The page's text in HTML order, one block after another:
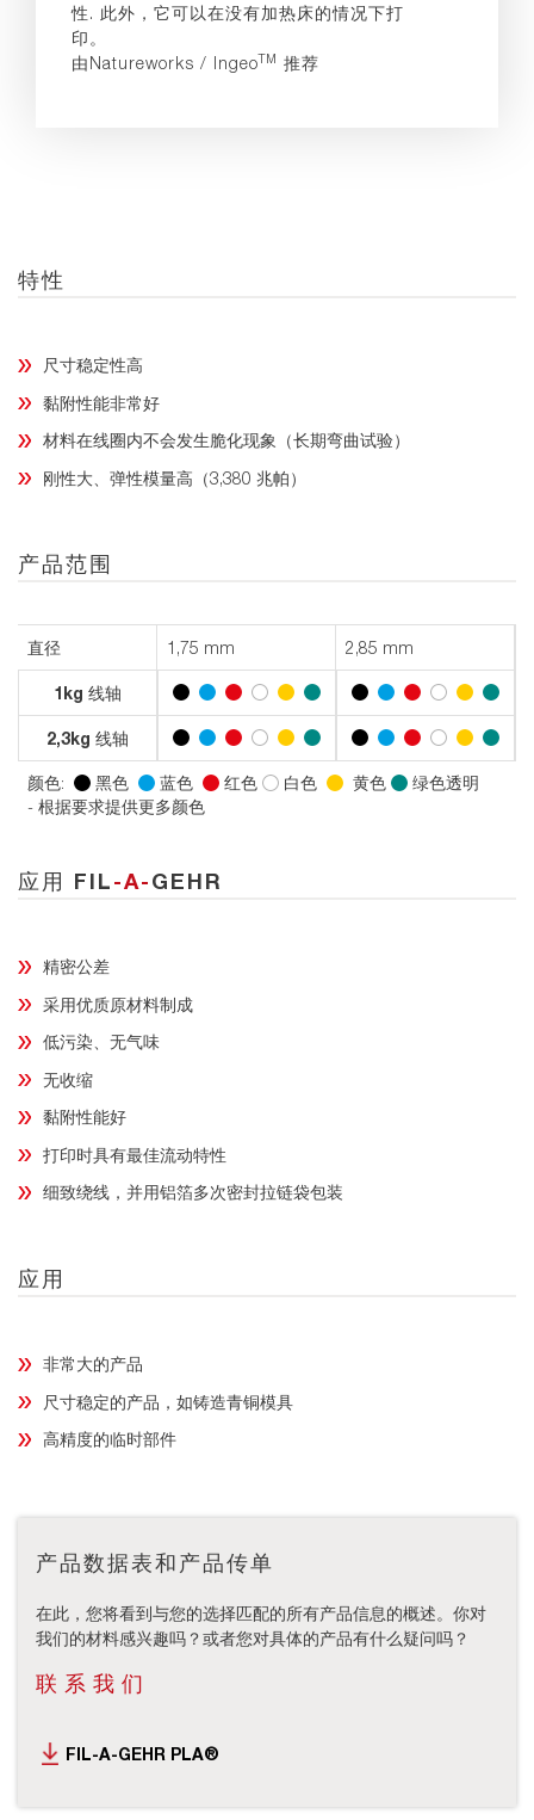
性. 此外，它可以在没有加热床的情况下打
印。
由Natureworks / IngeoTM 推荐
特性
尺寸稳定性高
黏附性能非常好
材料在线圈内不会发生脆化现象（长期弯曲试验）
刚性大、弹性模量高（3,380 兆帕）
产品范围
直径
1kg 线轴
2,3kg 线轴
1,75 mm 2,85 mm
颜色: 黑色 蓝色 红色 白色 黄色
绿色透明
- 根据要求提供更多颜色
应用 FIL-A-GEHR
精密公差
采用优质原材料制成
低污染、无气味
无收缩
黏附性能好
打印时具有最佳流动特性
细致绕线，并用铝箔多次密封拉链袋包装
应用
非常大的产品
尺寸稳定的产品，如铸造青铜模具
高精度的临时部件
产品数据表和产品传单
在此，您将看到与您的选择匹配的所有产品信息的概述。你对
我们的材料感兴趣吗？或者您对具体的产品有什么疑问吗？
联系我们
FIL-A-GEHR PLA®